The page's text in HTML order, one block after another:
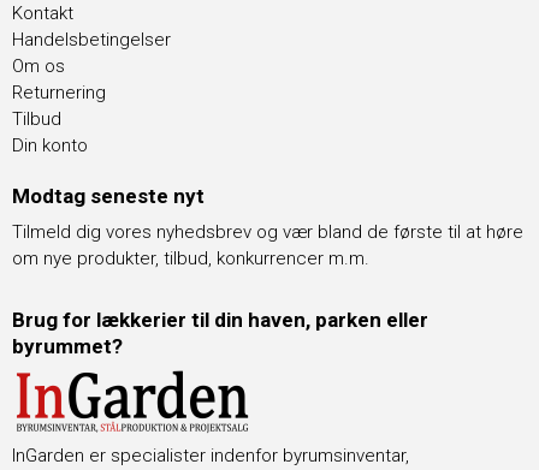
Kontakt
Handelsbetingelser
Om os
Returnering
Tilbud
Din konto
Modtag seneste nyt
Tilmeld dig vores nyhedsbrev og vær bland de første til at høre
om nye produkter, tilbud, konkurrencer m.m.
Brug for lækkerier til din haven, parken eller
byrummet?
InGarden er specialister indenfor byrumsinventar,